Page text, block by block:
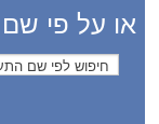
או על פי